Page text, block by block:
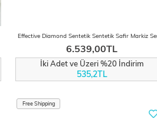
6.539,00TL
İki Adet ve Üzeri %20 İndirim
535,2TL
Free Shipping